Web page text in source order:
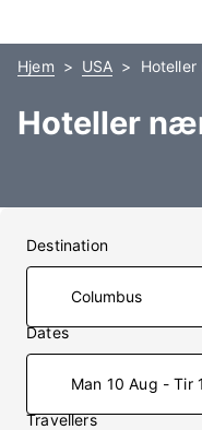
Hjem USA
Hoteller
Destination
Dates
Man 10 Aug - Tir
Travellers